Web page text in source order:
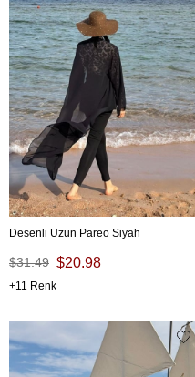
Desenli Uzun Pareo Siyah
$20.98
$31.49
11